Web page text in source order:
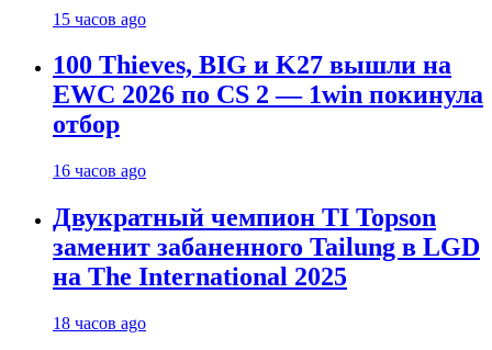
15 часов ago
100 Thieves, BIG и K27 вышли на
EWC 2026 по CS 2 — 1win покинула
отбор
16 часов ago
Двукратный чемпион TI Topson
заменит забаненного Tailung в LGD
на The International 2025
18 часов ago